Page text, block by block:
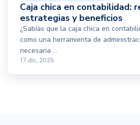
Caja chica en contabilidad:
estrategias y beneficios
¿Sabías que la caja chica en
como una herramienta de
necesaria ...
17 dic, 2025